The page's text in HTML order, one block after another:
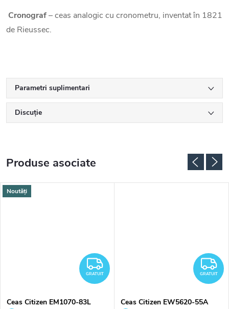
Cronograf– ceas analogic cu cronometru, inventat în 1821
de Rieussec.
Parametri suplimentari
Discuţie
Produse asociate
Noutăți
GRATUIT
GRATUIT
Ceas Citizen EM1070-83L
GRATUIT
Ceas Citizen EW5620-55A